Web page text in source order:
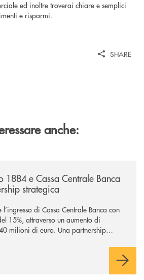
ed inoltre troverai chiare e semplici
e risparmi.
SHARE
anche:
1884 e Cassa Centrale Banca
strategica
l’ingresso di Cassa Centrale Banca con
15%, attraverso un aumento di
milioni di euro. Una partnership
ai territori, per ampliare l’offerta e